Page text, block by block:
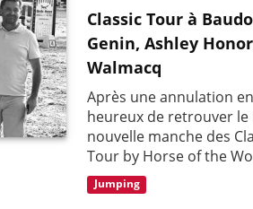
Classic Tour à
Genin, Ashley
Walmacq
Après une annulation
heureux de retrouver le
nouvelle manche des
Tour by Horse of the
Jumping